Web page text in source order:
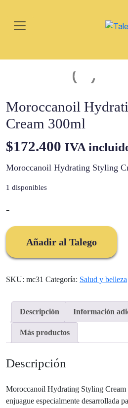
Moroccanoil
Cream 300ml
$172.400 IVA
Moroccanoil Hydrating Styling
1 disponibles
-
Hydrating
Styling
300ml
Añadir al Talego
SKU: mc31 Categoría: Salud y belleza
Descripción Información
Más productos
Descripción
Moroccanoil Hydrating Styling Cream
enjuague especialmente desarrollada